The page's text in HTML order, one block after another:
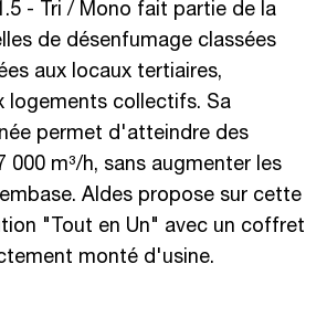
- Tri / Mono fait partie de la
de désenfumage classées
aux locaux tertiaires,
logements collectifs. Sa
permet d'atteindre des
000 m³/h, sans augmenter les
Aldes propose sur cette
"Tout en Un" avec un coffret
monté d'usine.